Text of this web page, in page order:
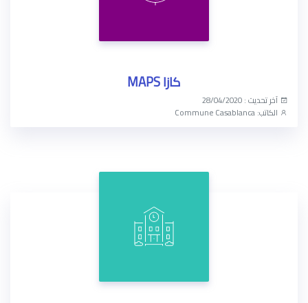
كازا MAPS
آخر تحديث : 28/04/2020
الكاتب: Commune Casablanca